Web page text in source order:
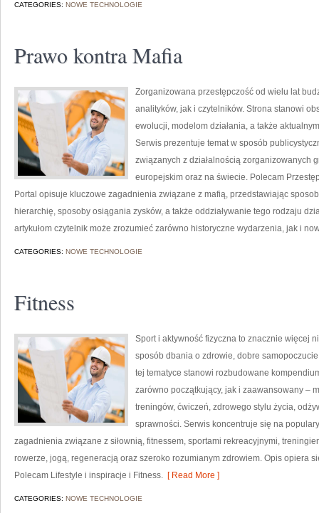
CATEGORIES: NOWE TECHNOLOGIE
Prawo kontra Mafia
Zorganizowana przestępczość od wielu lat
analityków, jak i czytelników. Strona stanowi
ewolucji, modelom działania, a także
Serwis prezentuje temat w sposób
związanych z działalnością zorganizowanych
europejskim oraz na świecie. Polecam
Portal opisuje kluczowe zagadnienia związane z mafią, przedstawiając
hierarchię, sposoby osiągania zysków, a także oddziaływanie tego rodzaju
artykułom czytelnik może zrozumieć zarówno historyczne wydarzenia, jak i
CATEGORIES: NOWE TECHNOLOGIE
Fitness
Sport i aktywność fizyczna to znacznie więcej
sposób dbania o zdrowie, dobre
tej tematyce stanowi rozbudowane
zarówno początkujący, jak i zaawansowany –
treningów, ćwiczeń, zdrowego stylu życia,
sprawności. Serwis koncentruje się na
zagadnienia związane z siłownią, fitnessem, sportami rekreacyjnymi,
rowerze, jogą, regeneracją oraz szeroko rozumianym zdrowiem. Opis opiera
Polecam Lifestyle i inspiracje i Fitness. [ Read More ]
CATEGORIES: NOWE TECHNOLOGIE